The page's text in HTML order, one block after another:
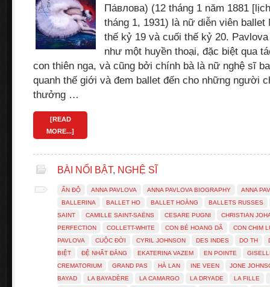
Па́влова) (12 tháng 1 năm 1881
tháng 1, 1931) là nữ diễn viên ballet
thế kỷ 19 và cuối thế kỷ 20.
như một huyền thoại, đặc biệt qua
con thiên nga, và cũng bởi chính bà là nữ nghệ sĩ
quanh thế giới và đem ballet đến cho những người
thưởng …
[READ
MORE...]
BÀI NỔI BẬT, NGHỆ SĨ
ẤN ĐỘ ANNA PAVLOVA ANNA PAVLOVA BIOGRAPHY
ANNA
BALLERINA
BALLET HO BALLET HOÀNG
BALLETS RUSSES
SAINT
CAMILLE SAINT-SAËNS CESARE PUGNI
CHRISTIAN
PERFECTION
COLLETT-WHITE CON BÉ HOANG DÃ
CON CHIM
PAVLOVA
CUỘC ĐỜI CYRIL JOHNSON DES INDES DO TH
BIỆT
ĐỆ NHẤT ĐẲNG EKATERINA VAZEM EN POINTE
CREMATORIUM
GRAND PAS HÀ LAN INE VEEN
JONE
BAYAD
LA BAYADÈRE LA CAMARGO LA DRYADE
LA FILLE